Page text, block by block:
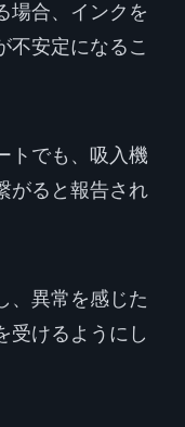
場合、インクを
不安定になるこ
トでも、吸入機
がると報告され
、異常を感じた
受けるようにし